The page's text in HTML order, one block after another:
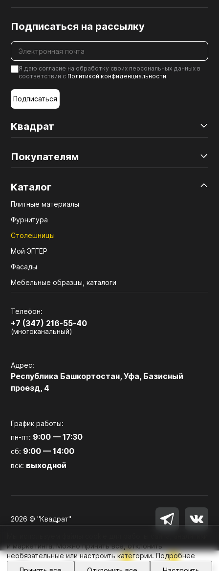
0 0
Войти
Квадрат
Покупателям
Каталог
Плитные материалы
Фурнитура
Столешницы
Мой ЭГГЕР
Фасады
Мебельные образцы, каталоги
Телефон:
+7 (347) 216-55-40
(многоканальный)
Адрес:
Республика Башкортостан, Уфа, Базисный
проезд, 4
График работы:
пн-пт: 9:00 — 17:30
сб: 9:00 — 14:00
вск: выходной
Подписаться на рассылку
Я даю согласие на обработку своих персональных данных в
соответствии с Политикой конфиденциальности.
Подписаться
2026 © "Квадрат"
и маркетинга. Можно принять все, отклонить
необязательные или настроить категории.Подробнее